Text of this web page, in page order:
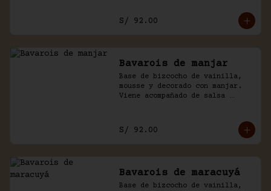
S/ 92.00
Bavarois de manjar
Base de bizcocho de vainilla,
mousse y decorado con manjar.
Viene acompañado de salsa
S/ 92.00
Bavarois de maracuyá
Base de bizcocho de vainilla,